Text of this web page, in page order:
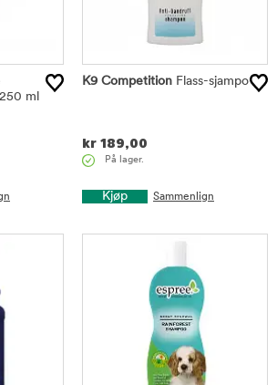
ml
K9 Competition Flass-sjampo
kr 189,00
På lager.
Kjøp Sammenlign